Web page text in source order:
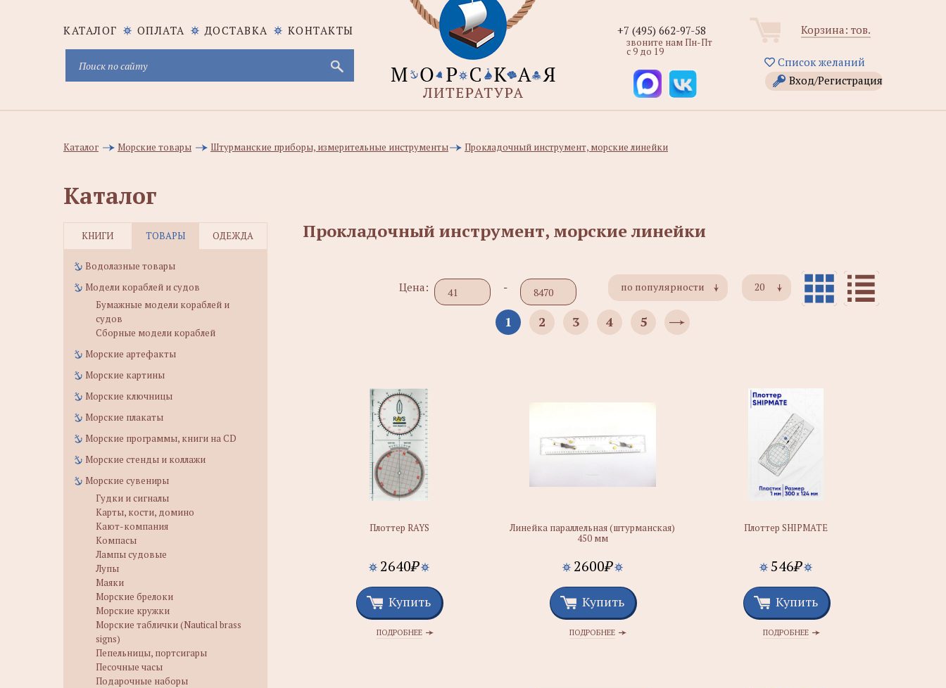
КАТАЛОГ ОПЛАТА ДОСТАВКА КОНТАКТЫ Корзина: тов.
Список желаний
Вход/Регистрация
+7 (495) 662-97-58
звоните нам Пн-Пт
с 9 до 19
Каталог Морские товары Штурманские приборы, измерительные инструменты Прокладочный инструмент, морские линейки
Каталог
КНИГИ ТОВАРЫ ОДЕЖДА
Водолазные товары
Модели кораблей и судов
Бумажные модели кораблей и
судов
Сборные модели кораблей
Морские артефакты
Морские картины
Морские ключницы
Морские плакаты
Морские программы, книги на CD
Морские стенды и коллажи
Морские сувениры
Гудки и сигналы
Карты, кости, домино
Кают-компания
Компасы
Лампы судовые
Лупы
Маяки
Морские брелоки
Морские кружки
Морские таблички (Nautical brass
signs)
Пепельницы, портсигары
Песочные часы
Подарочные наборы
Прокладочный инструмент, морские линейки
20
по популярности
Цена: -
1 2 3 4 5
Плоттер RAYS
2640₽
Купить
ПОДРОБНЕЕ
Линейка параллельная (штурманская)
450 мм
2600₽
Купить
ПОДРОБНЕЕ
Плоттер SHIPMATE
546₽
Купить
ПОДРОБНЕЕ